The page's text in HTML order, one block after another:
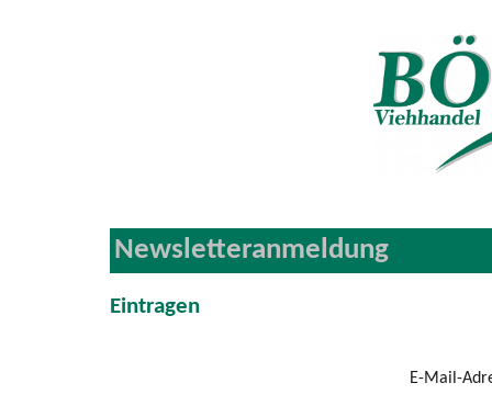
Newsletteranmeldung
Eintragen
E-Mail-